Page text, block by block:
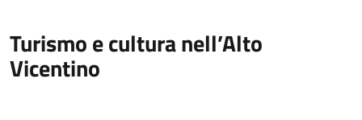
Turismo e cultura nell’Alto
Vicentino